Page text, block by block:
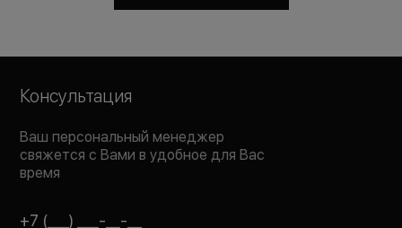
Консультация
Ваш персональный менеджер
свяжется с Вами в удобное для Вас
время